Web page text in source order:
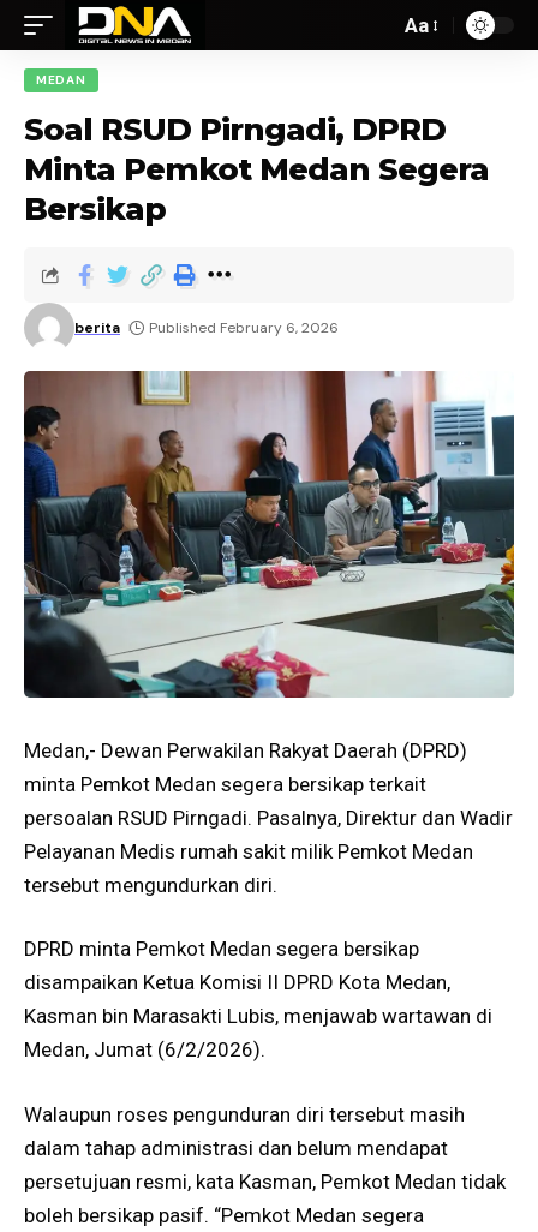
Aa
MEDAN
Soal RSUD Pirngadi, DPRD
Minta Pemkot Medan Segera
Bersikap
berita Published February 6, 2026
Medan,- Dewan Perwakilan Rakyat Daerah (DPRD)
minta Pemkot Medan segera bersikap terkait
persoalan RSUD Pirngadi. Pasalnya, Direktur dan Wadir
Pelayanan Medis rumah sakit milik Pemkot Medan
tersebut mengundurkan diri.
DPRD minta Pemkot Medan segera bersikap
disampaikan Ketua Komisi II DPRD Kota Medan,
Kasman bin Marasakti Lubis, menjawab wartawan di
Medan, Jumat (6/2/2026).
Walaupun roses pengunduran diri tersebut masih
dalam tahap administrasi dan belum mendapat
persetujuan resmi, kata Kasman, Pemkot Medan tidak
boleh bersikap pasif. “Pemkot Medan segera